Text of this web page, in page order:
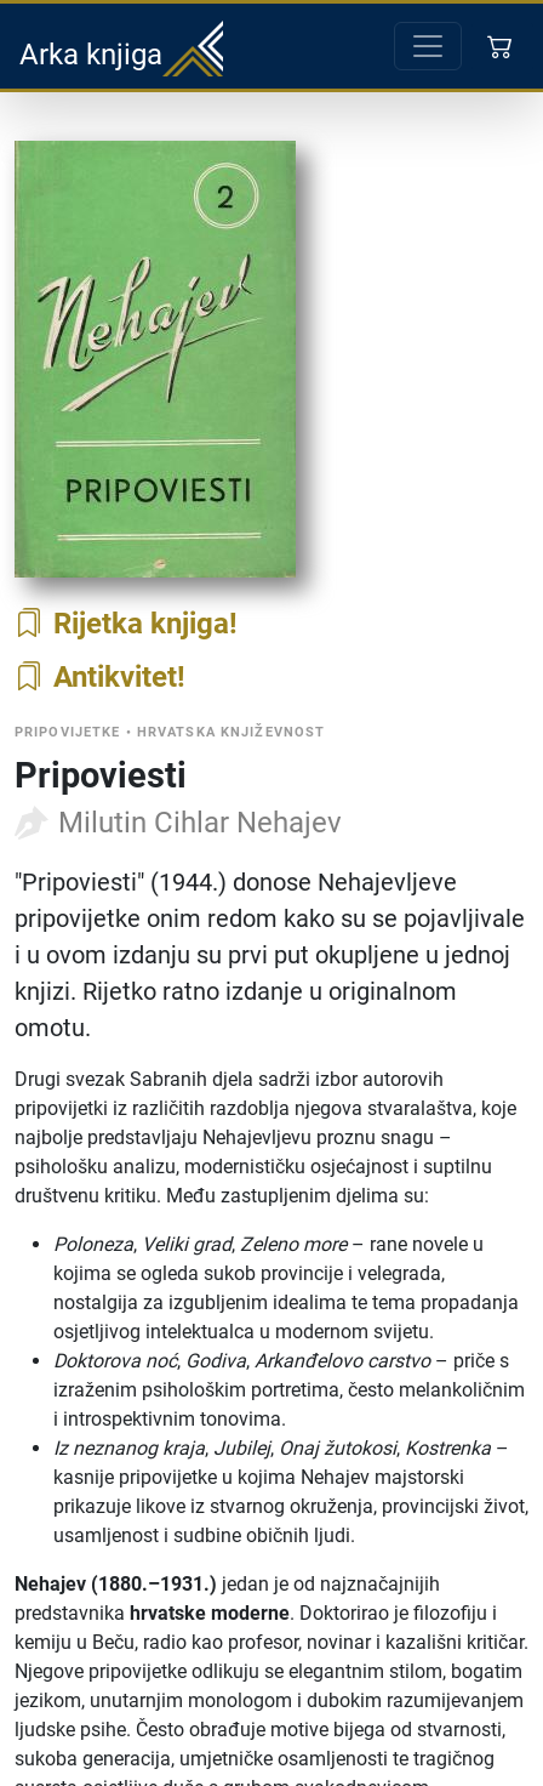
Arka knjiga
Rijetka knjiga
Antikvitet
PRIPOVIJETKE • HRVATSKA KNJIŽEVNOST
Pripoviesti
Milutin Cihlar Nehajev
"Pripoviesti" (1944.) donose Nehajevljeve
pripovijetke onim redom kako su se pojavljivale
i u ovom izdanju su prvi put okupljene u jednoj
knjizi. Rijetko ratno izdanje u originalnom
omotu.
Drugi svezak Sabranih djela sadrži izbor autorovih
pripovijetki iz različitih razdoblja njegova stvaralaštva, koje
najbolje predstavljaju Nehajevljevu proznu snagu –
psihološku analizu, modernističku osjećajnost i suptilnu
društvenu kritiku. Među zastupljenim djelima su:
Poloneza, Veliki grad, Zeleno more– rane novele u
kojima se ogleda sukob provincije i velegrada,
nostalgija za izgubljenim idealima te tema propadanja
osjetljivog intelektualca u modernom svijetu.
Doktorova noć, Godiva, Arkanđelovo carstvo– priče s
izraženim psihološkim portretima, često melankoličnim
i introspektivnim tonovima.
Iz neznanog kraja, Jubilej, Onaj žutokosi, Kostrenka –
kasnije pripovijetke u kojima Nehajev majstorski
prikazuje likove iz stvarnog okruženja, provincijski život,
usamljenost i sudbine običnih ljudi.
Nehajev (1880.–1931.) jedan je od najznačajnijih
predstavnika hrvatske moderne. Doktorirao je filozofiju i
kemiju u Beču, radio kao profesor, novinar i kazališni kritičar.
Njegove pripovijetke odlikuju se elegantnim stilom, bogatim
jezikom, unutarnjim monologom i dubokim razumijevanjem
ljudske psihe. Često obrađuje motive bijega od stvarnosti,
sukoba generacija, umjetničke osamljenosti te tragičnog